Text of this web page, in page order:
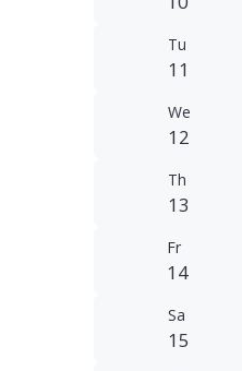
Tu
11
We
12
Th
13
Fr
14
Sa
15